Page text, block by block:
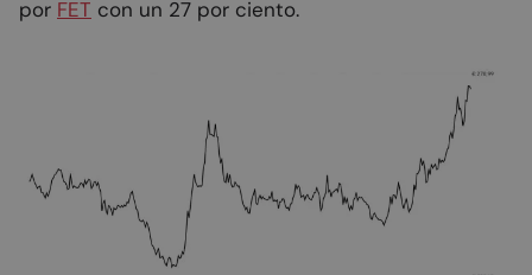
por FET con un 27 por ciento.